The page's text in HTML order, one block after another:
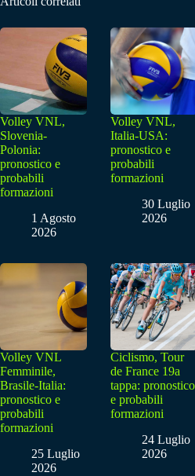
Volley VNL,
Slovenia-
Polonia:
pronostico e
probabili
formazioni
1 Agosto
2026
Volley VNL,
Italia-USA:
pronostico e
probabili
formazioni
30 Luglio
2026
Volley VNL
Femminile,
Brasile-Italia:
pronostico e
probabili
formazioni
25 Luglio
2026
Ciclismo, Tour
de France 19a
tappa: pronostico
e probabili
formazioni
24 Luglio
2026